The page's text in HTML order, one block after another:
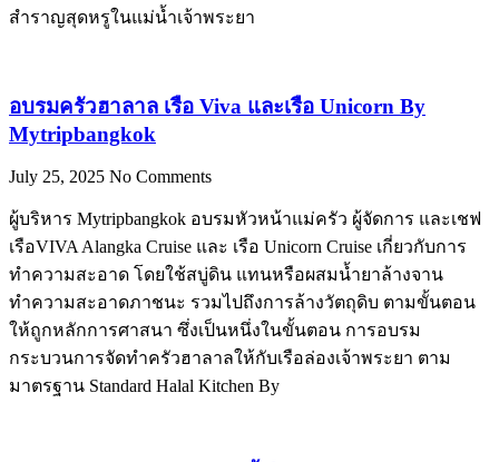
สำราญสุดหรูในแม่น้ำเจ้าพระยา
อบรมครัวฮาลาล เรือ Viva และเรือ Unicorn By
Mytripbangkok
July 25, 2025 No Comments
ผู้บริหาร Mytripbangkok อบรมหัวหน้าแม่ครัว ผู้จัดการ และเชฟ
เรือVIVA Alangka Cruise และ เรือ Unicorn Cruise เกี่ยวกับการ
ทำความสะอาด โดยใช้สบู่ดิน แทนหรือผสมน้ำยาล้างจาน
ทำความสะอาดภาชนะ รวมไปถึงการล้างวัตถุดิบ ตามขั้นตอน
ให้ถูกหลักการศาสนา ซึ่งเป็นหนึ่งในขั้นตอน การอบรม
กระบวนการจัดทำครัวฮาลาลให้กับเรือล่องเจ้าพระยา ตาม
มาตรฐาน Standard Halal Kitchen By